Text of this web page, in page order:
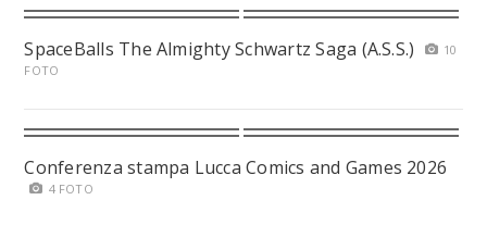
SpaceBalls The Almighty Schwartz Saga (A.S.S.)
10
FOTO
Conferenza stampa Lucca Comics and Games 2026
4 FOTO